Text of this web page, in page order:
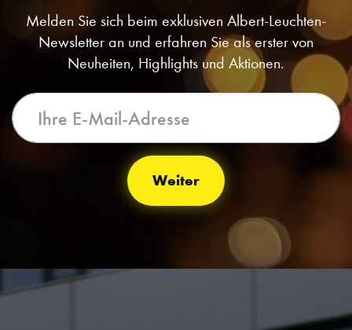
Melden Sie sich beim exklusiven Albert-Leuchten-
Newsletter an und erfahren Sie als erster von
Neuheiten, Highlights und Aktionen.
Weiter